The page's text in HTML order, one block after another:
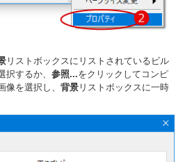
リストボックスにリストされているビル
するか、 参照...をクリックしてコンピ
を選択し、 背景リストボックスに一時